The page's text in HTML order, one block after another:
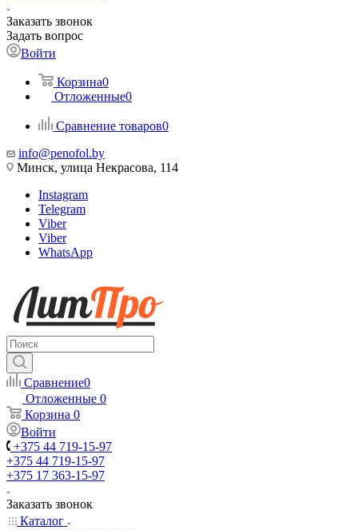
Заказать звонок
Задать вопрос
Войти
Корзина0
Отложенные0
Сравнение товаров0
info@penofol.by
Минск, улица Некрасова, 114
Instagram
Telegram
Viber
Viber
WhatsApp
Сравнение0
Отложенные 0
Корзина 0
Войти
+375 44 719-15-97
+375 44 719-15-97
+375 17 363-15-97
Заказать звонок
Каталог